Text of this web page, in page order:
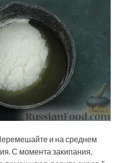
и на среднем
С момента закипания,